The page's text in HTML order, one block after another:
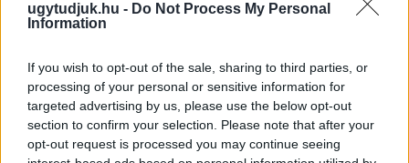
ugytudjuk.hu - Do Not Process My Personal
Information
If you wish to opt-out of the sale, sharing to third parties, or
processing of your personal or sensitive information for
targeted advertising by us, please use the below opt-out
section to confirm your selection. Please note that after your
opt-out request is processed you may continue seeing